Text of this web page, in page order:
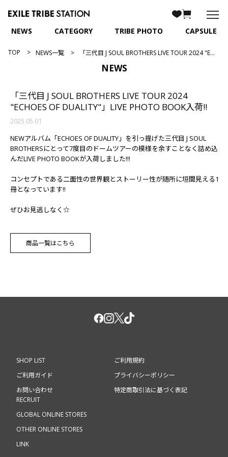
NEWS CATEGORY TRIBE PHOTO CAPSULE
TOP NEWS一覧 「三代目 J SOUL BROTHERS LIVE TOUR 2024 "ECHOES OF DUALITY"」LIVE PHOTO BOOK入荷!!
NEWS
「三代目 J SOUL BROTHERS LIVE TOUR 2024
"ECHOES OF DUALITY"」LIVE PHOTO BOOK入荷!!
2025.05.01
NEWアルバム「ECHOES OF DUALITY」を引っ提げた三代目 J SOUL
BROTHERSにとって7度目のドームツアーの模様を余すことなく詰め込
んだLIVE PHOTO BOOKが入荷しました!!!
コンセプトである二面性の世界観とストーリー性が随所に垣間見える1
冊となっています!!
ぜひお見逃しなく☆
商品一覧はこちら
SHOP LIST
ご利用ガイド
お問い合わせ
ご利用規約
プライバシーポリシー
特定商取引法に基づく表記
RECRUIT
GLOBAL ONLINE STORES
OTHER ONLINE STORES
LINK